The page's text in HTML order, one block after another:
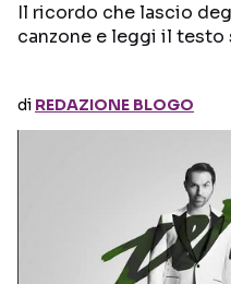
Il ricordo che lascio
canzone e leggi il testo
di REDAZIONE BLOGO